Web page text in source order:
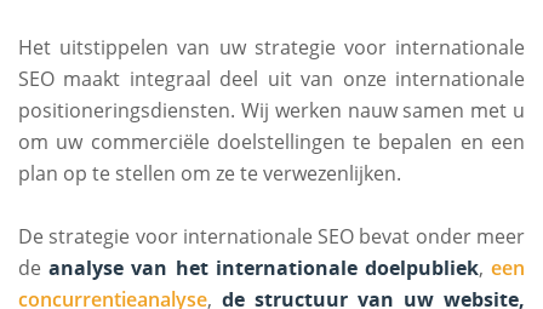
Het uitstippelen van uw strategie voor internationale
SEO maakt integraal deel uit van onze internationale
positioneringsdiensten. Wij werken nauw samen met u
om uw commerciële doelstellingen te bepalen en een
plan op te stellen om ze te verwezenlijken.
De strategie voor internationale SEO bevat onder meer
deanalyse van het internationale doelpubliek,een
concurrentieanalyse, de structuur van uw website,